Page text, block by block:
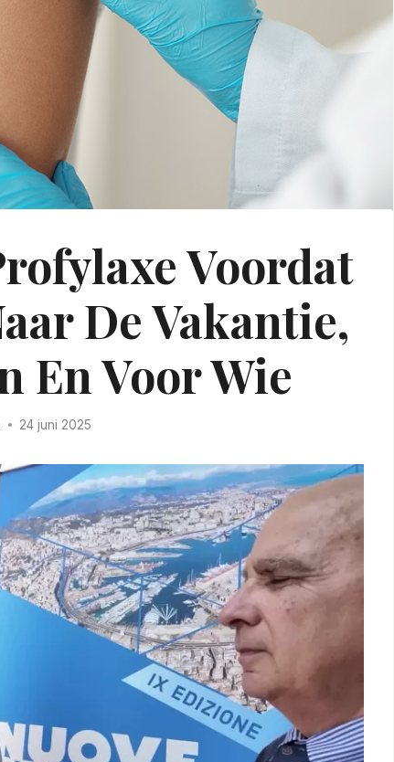
Voordat
De Vakantie,
En Voor Wie
24 juni 2025